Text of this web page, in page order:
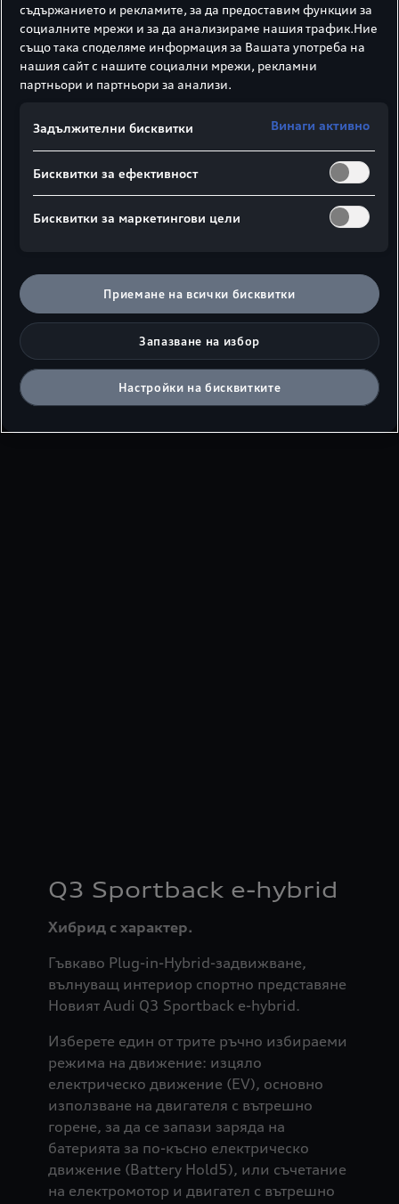
Новият Audi Q3 SUV e-hybrid1. С Audi
Plug-in-Hybrid-технология от следващо
поколение.
Изберете един от трите ръчно избираеми
електрически режим (EV), основно
използване на двигателя с вътрешно
горене, за да се запази заряда на
батерията за последващо шофиране в
електрически режим (Battery Hold5), или
Научете повече
Към конфигуратор
Q3 Sportback e-hybrid
Хибрид с характер.
Гъвкаво Plug-in-Hybrid-задвижване,
вълнуващ интериор спортно представяне
Новият Audi Q3 Sportback e-hybrid.
Изберете един от трите ръчно избираеми
режима на движение: изцяло
електрическо движение (EV), основно
използване на двигателя с вътрешно
горене, за да се запази заряда на
батерията за по-късно електрическо
движение (Battery Hold5), или съчетание
на електромотор и двигател с вътрешно
съдържанието и рекламите, за да предоставим функции за
социалните мрежи и за да анализираме нашия трафик.Ние
също така споделяме информация за Вашата употреба на
нашия сайт с нашите социални мрежи, рекламни
партньори и партньори за анализи.
Задължителни бисквитки Винаги активно
Бисквитки за ефективност
Бисквитки за маркетингови цели
Приемане на всички бисквитки
Запазване на избор
Настройки на бисквитките